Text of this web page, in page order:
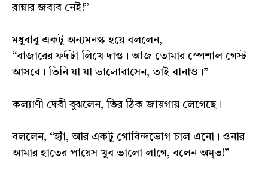
রান্নার জবাব নেই!”
মধুবাবু একটু অন্যমনস্ক হয়ে বললেন,
“বাজারের ফর্দটা লিখে দাও। আজ তোমার স্পেশাল গেস্ট
আসবে। তিনি যা যা ভালোবাসেন, তাই বানাও।”
কল্যাণী দেবী বুঝলেন, তির ঠিক জায়গায় লেগেছে।
বললেন, “হ্যাঁ, আর একটু গোবিন্দভোগ চাল এনো। ওনার
আমার হাতের পায়েস খুব ভালো লাগে, বলেন অমৃত!”